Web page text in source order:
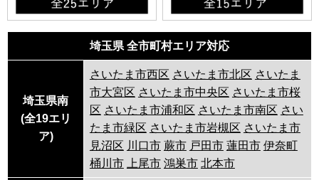
埼玉県 全市町村エリア対応
埼玉県南
(全19エリ
ア)
さいたま市西区 さいたま市北区 さいたま
市大宮区 さいたま市中央区 さいたま市桜
区 さいたま市浦和区 さいたま市南区 さい
たま市緑区 さいたま市岩槻区 さいたま市
見沼区 川口市 蕨市 戸田市 蓮田市 伊奈町
桶川市
上尾市 鴻巣市 北本市